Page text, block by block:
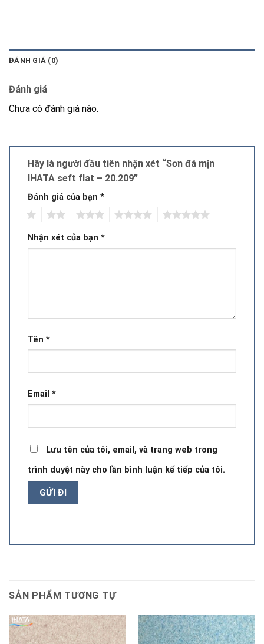
ĐÁNH GIÁ (0)
Đánh giá
Chưa có đánh giá nào.
Hãy là người đầu tiên nhận xét “Sơn đá mịn
IHATA seft flat – 20.209”
Đánh giá của bạn *
Nhận xét của bạn *
Tên *
Email *
Lưu tên của tôi, email, và trang web trong
trình duyệt này cho lần bình luận kế tiếp của tôi.
SẢN PHẨM TƯƠNG TỰ